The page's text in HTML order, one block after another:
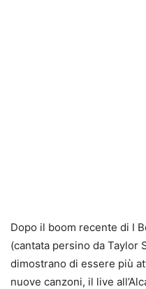
Dopo il boom recente di I
(cantata persino da Taylor
dimostrano di essere più
nuove canzoni, il live